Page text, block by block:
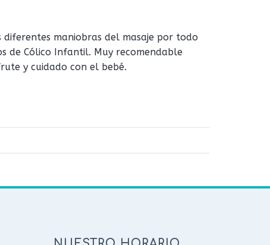
maniobras del masaje por todo
de Cólico Infantil. Muy recomendable
y cuidado con el bebé.